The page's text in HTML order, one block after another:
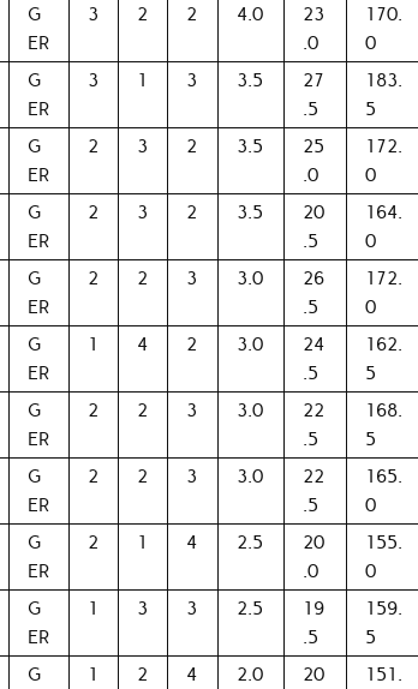
G
ER
3 2 2 4.0
23
.0
170.
0
G
ER
3 1 3 3.5
27
.5
183.
5
G
ER
2 3 2 3.5
25
.0
172.
0
G
ER
2 3 2 3.5
20
.5
164.
0
G
ER
2 2 3 3.0
26
.5
172.
0
G
ER
1 4 2 3.0
24
.5
162.
5
G
ER
2 2 3 3.0
22
.5
168.
5
G
ER
2 2 3 3.0
22
.5
165.
0
G
ER
2 1 4 2.5
20
.0
155.
0
G
ER
1 3 3 2.5
19
.5
159.
5
G 1 2 4 2.0 20 151.